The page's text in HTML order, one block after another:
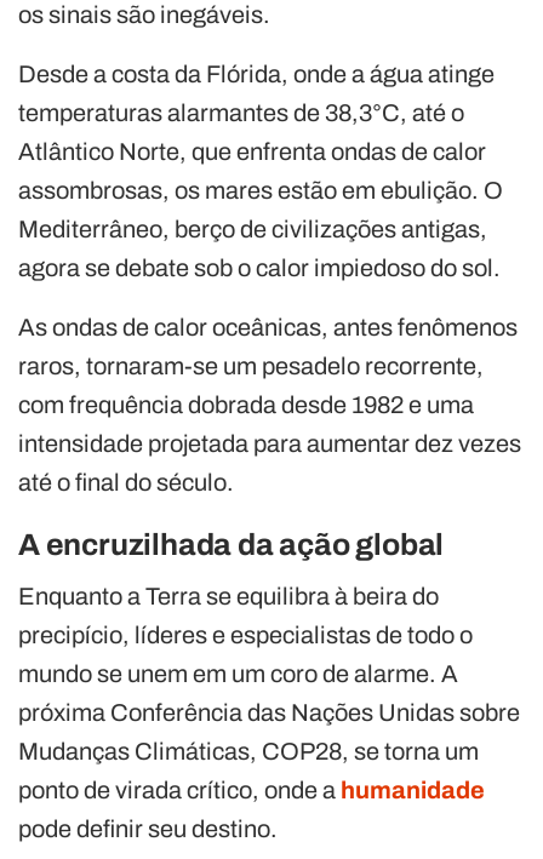
os sinais são inegáveis.
Desde a costa da Flórida, onde a água atinge
temperaturas alarmantes de 38,3°C, até o
Atlântico Norte, que enfrenta ondas de calor
assombrosas, os mares estão em ebulição. O
Mediterrâneo, berço de civilizações antigas,
agora se debate sob o calor impiedoso do sol.
As ondas de calor oceânicas, antes fenômenos
raros, tornaram-se um pesadelo recorrente,
com frequência dobrada desde 1982 e uma
intensidade projetada para aumentar dez vezes
até o final do século.
A encruzilhada da ação global
Enquanto a Terra se equilibra à beira do
precipício, líderes e especialistas de todo o
mundo se unem em um coro de alarme. A
próxima Conferência das Nações Unidas sobre
Mudanças Climáticas, COP28, se torna um
ponto de virada crítico, onde a humanidade
pode definir seu destino.